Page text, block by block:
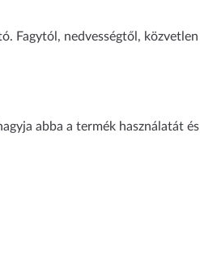
Fagytól, nedvességtől, közvetlen
abba a termék használatát és